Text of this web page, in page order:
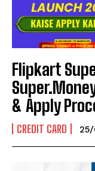
I've read and
Flipkart
& Apply
CREDIT CARD